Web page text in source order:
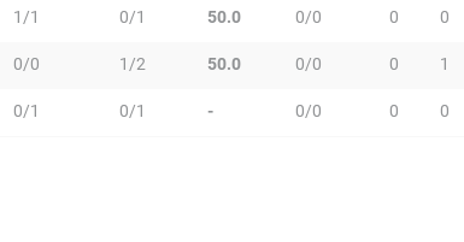
1/1 0/1 50.0 0/0 0 0
0/0 1/2 50.0 0/0 0 1
0/1 0/1 - 0/0 0 0